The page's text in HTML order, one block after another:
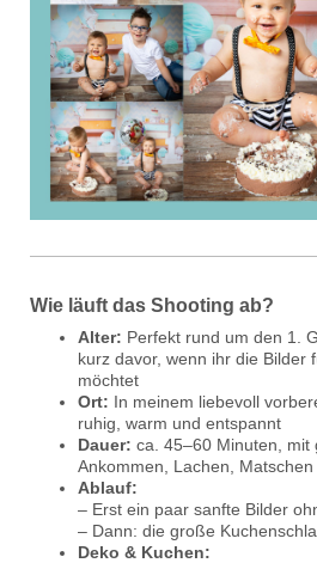
Wie läuft das Shooting ab?
Alter: Perfekt rund um den 1.
kurz davor, wenn ihr die Bilder
möchtet
Ort: In meinem liebevoll
ruhig, warm und entspannt
Dauer: ca. 45–60 Minuten, mit
Ankommen, Lachen, Matschen
Ablauf:
– Erst ein paar sanfte Bilder
– Dann: die große
Deko & Kuchen: